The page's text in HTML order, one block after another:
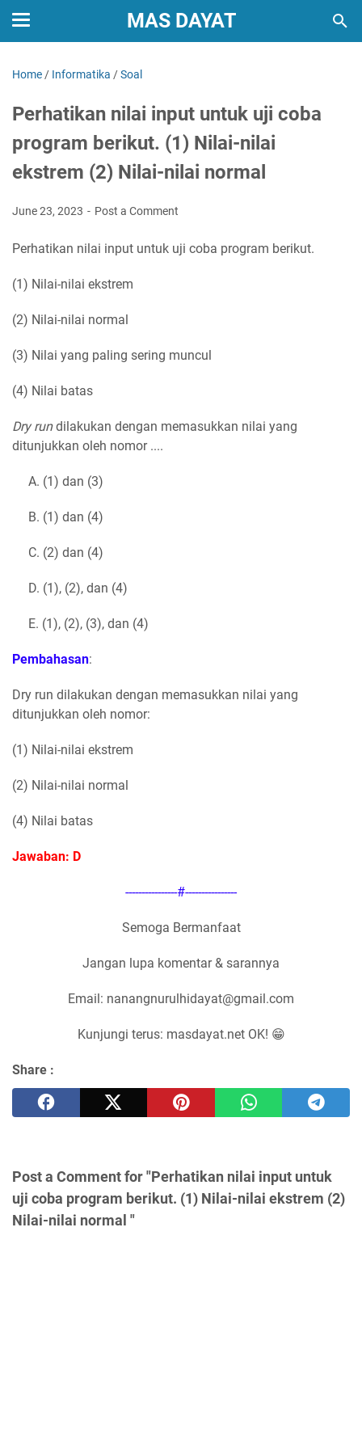
MAS DAYAT
Home / Informatika /Soal
Perhatikan nilai input untuk uji coba
program berikut. (1) Nilai-nilai
ekstrem (2) Nilai-nilai normal
June 23, 2023 Post a Comment
Perhatikan nilai input untuk uji coba program berikut.
(1) Nilai-nilai ekstrem
(2) Nilai-nilai normal
(3) Nilai yang paling sering muncul
(4) Nilai batas
Dry rundilakukan dengan memasukkan nilai yang
ditunjukkan oleh nomor ....
A. (1) dan (3)
B. (1) dan (4)
C. (2) dan (4)
D. (1), (2), dan (4)
E. (1), (2), (3), dan (4)
Pembahasan:
Dry run dilakukan dengan memasukkan nilai yang
ditunjukkan oleh nomor:
(1) Nilai-nilai ekstrem
(2) Nilai-nilai normal
(4) Nilai batas
Jawaban: D
----------------#----------------
Semoga Bermanfaat
Jangan lupa komentar & sarannya
Email: nanangnurulhidayat@gmail.com
Kunjungi terus: masdayat.net OK! 😁
Share :
Post a Comment for "Perhatikan nilai input untuk
uji coba program berikut. (1) Nilai-nilai ekstrem (2)
Nilai-nilai normal "